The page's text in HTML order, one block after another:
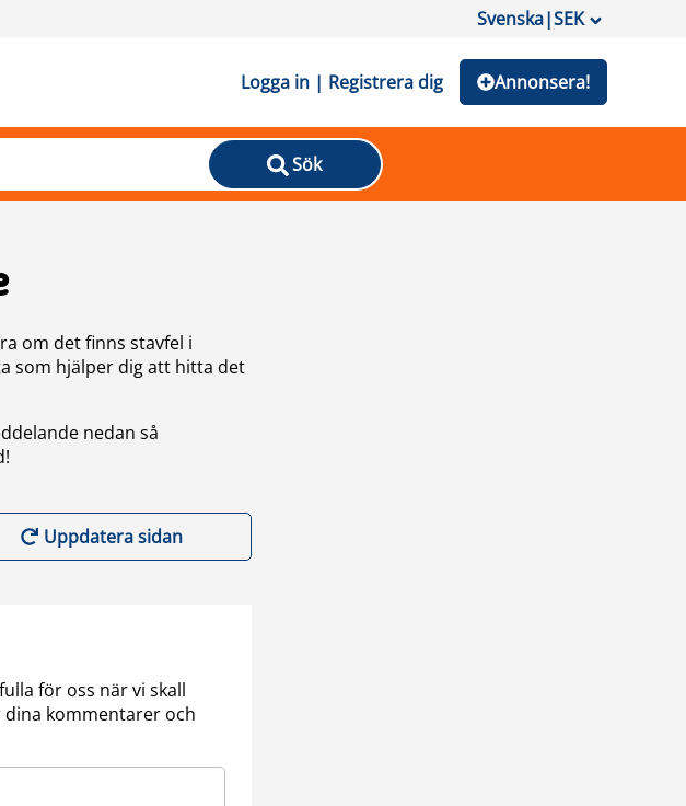
Svenska|SEK
Logga in | Registrera dig Annonsera!
Sök
om det finns stavfel i
som hjälper dig att hitta det
nedan så
Uppdatera sidan
för oss när vi skall
dina kommentarer och